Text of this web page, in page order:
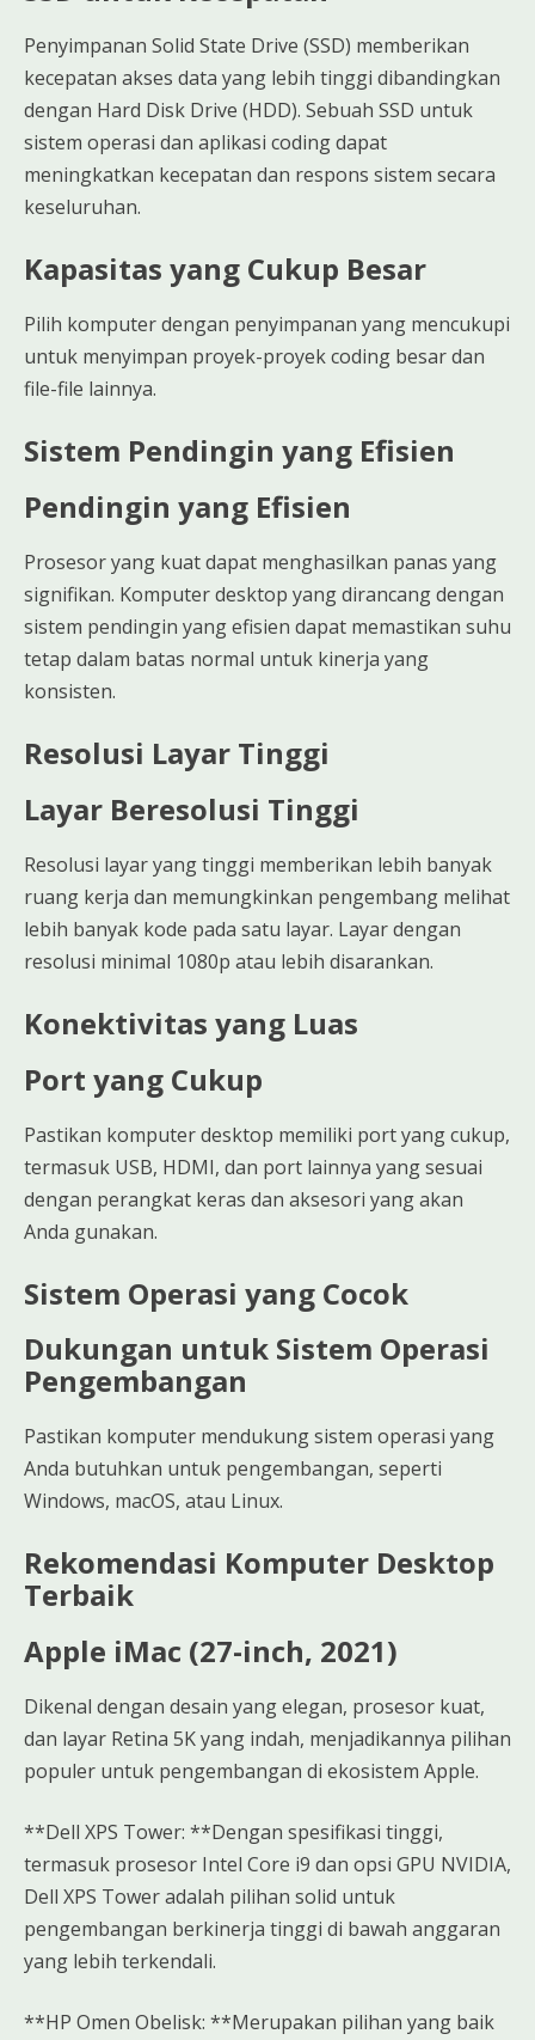
Penyimpanan Solid State Drive (SSD) memberikan
kecepatan akses data yang lebih tinggi dibandingkan
dengan Hard Disk Drive (HDD). Sebuah SSD untuk
sistem operasi dan aplikasi coding dapat
meningkatkan kecepatan dan respons sistem secara
keseluruhan.
Kapasitas yang Cukup Besar
Pilih komputer dengan penyimpanan yang mencukupi
untuk menyimpan proyek-proyek coding besar dan
file-file lainnya.
Sistem Pendingin yang Efisien
Pendingin yang Efisien
Prosesor yang kuat dapat menghasilkan panas yang
signifikan. Komputer desktop yang dirancang dengan
sistem pendingin yang efisien dapat memastikan suhu
tetap dalam batas normal untuk kinerja yang
konsisten.
Resolusi Layar Tinggi
Layar Beresolusi Tinggi
Resolusi layar yang tinggi memberikan lebih banyak
ruang kerja dan memungkinkan pengembang melihat
lebih banyak kode pada satu layar. Layar dengan
resolusi minimal 1080p atau lebih disarankan.
Konektivitas yang Luas
Port yang Cukup
Pastikan komputer desktop memiliki port yang cukup,
termasuk USB, HDMI, dan port lainnya yang sesuai
dengan perangkat keras dan aksesori yang akan
Anda gunakan.
Sistem Operasi yang Cocok
Dukungan untuk Sistem Operasi
Pengembangan
Pastikan komputer mendukung sistem operasi yang
Anda butuhkan untuk pengembangan, seperti
Windows, macOS, atau Linux.
Rekomendasi Komputer Desktop
Terbaik
Apple iMac (27-inch, 2021)
Dikenal dengan desain yang elegan, prosesor kuat,
dan layar Retina 5K yang indah, menjadikannya pilihan
populer untuk pengembangan di ekosistem Apple.
**Dell XPS Tower: **Dengan spesifikasi tinggi,
termasuk prosesor Intel Core i9 dan opsi GPU NVIDIA,
Dell XPS Tower adalah pilihan solid untuk
pengembangan berkinerja tinggi di bawah anggaran
yang lebih terkendali.
**HP Omen Obelisk: **Merupakan pilihan yang baik